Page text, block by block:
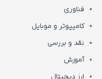
فناوری
کامپیوتر و موبایل
نقد و بررسی
آموزش
ارز دیجیتال